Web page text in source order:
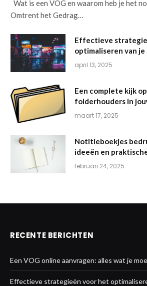
Wat is een VOG en waarom heb je het
Omtrent het Gedrag…
Effectieve
optimaliseren van
april 13, 2025
Een complete kijk
folderhouders in
maart 17, 2025
Notitieboekjes
ideeën en
februari 24, 2025
RECENTE BERICHTEN
Een VOG online aanvragen: alles wat je
Effectieve strategieën voor het